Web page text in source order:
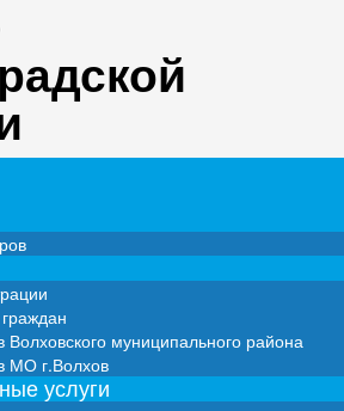
Волховского муниципального района
МО г.Волхов
услуги